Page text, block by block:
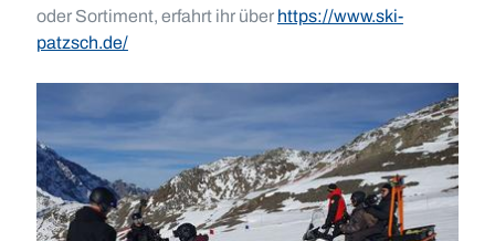
oder Sortiment, erfahrt ihr über https://www.ski-
patzsch.de/